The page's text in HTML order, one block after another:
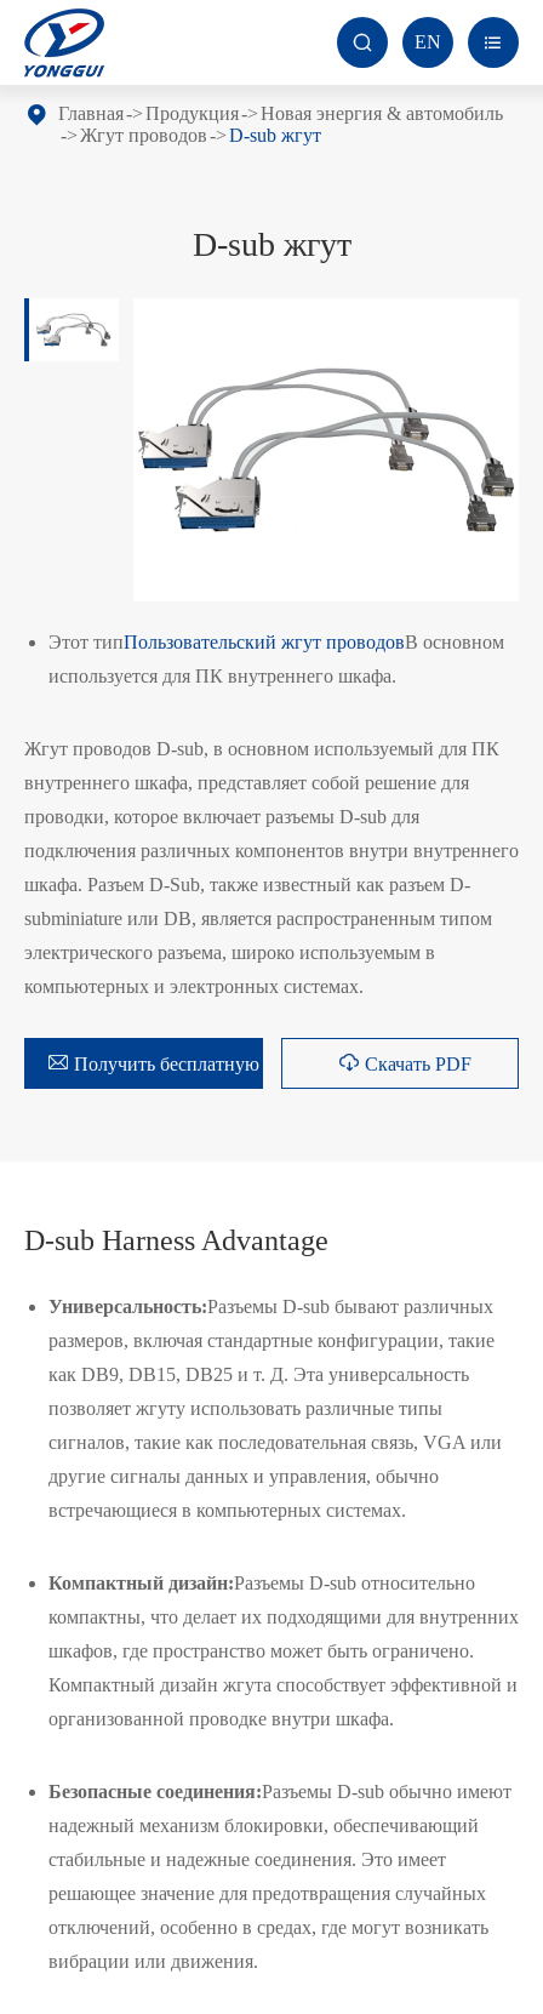
 EN 
Главная Продукция
Новая энергия & автомобиль
Жгут проводов
D-sub жгут
D-sub жгут
Этот типПользовательский жгут проводовВ основном
используется для ПК внутреннего шкафа.
Жгут проводов D-sub, в основном используемый для ПК
внутреннего шкафа, представляет собой решение для
проводки, которое включает разъемы D-sub для
подключения различных компонентов внутри внутреннего
шкафа. Разъем D-Sub, также известный как разъем D-
subminiature или DB, является распространенным типом
электрического разъема, широко используемым в
компьютерных и электронных системах.
 Получить бесплатную цитата  Скачать PDF
D-sub Harness Advantage
Универсальность:Разъемы D-sub бывают различных
размеров, включая стандартные конфигурации, такие
как DB9, DB15, DB25 и т. Д. Эта универсальность
позволяет жгуту использовать различные типы
сигналов, такие как последовательная связь, VGA или
другие сигналы данных и управления, обычно
встречающиеся в компьютерных системах.
Компактный дизайн:Разъемы D-sub относительно
компактны, что делает их подходящими для внутренних
шкафов, где пространство может быть ограничено.
Компактный дизайн жгута способствует эффективной и
организованной проводке внутри шкафа.
Безопасные соединения:Разъемы D-sub обычно имеют
надежный механизм блокировки, обеспечивающий
стабильные и надежные соединения. Это имеет
решающее значение для предотвращения случайных
отключений, особенно в средах, где могут возникать
вибрации или движения.
在线咨询